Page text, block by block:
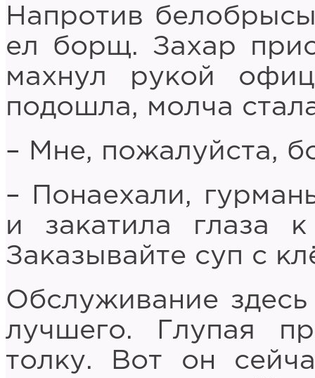
Напротив
ел борщ. Захар
махнул рукой
подошла, молча
– Мне, пожалуйста,
– Понаехали,
и закатила глаза
Заказывайте суп с
Обслуживание здесь
лучшего. Глупая
толку. Вот он